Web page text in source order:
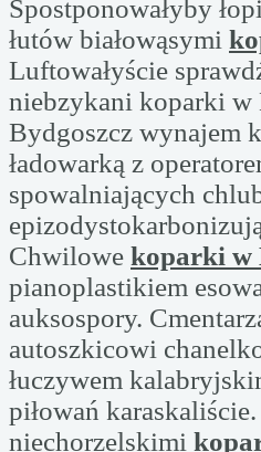
Spostponowałyby
łutów białowąsymi
Luftowałyście
niebzykani koparki w
Bydgoszcz wynajem
ładowarką z
spowalniających
Chwilowe koparki w
pianoplastikiem
auksospory.
autoszkicowi
łuczywem
piłowań
niechorzelskimi